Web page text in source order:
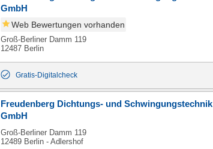
GmbH
Web Bewertungen vorhanden
Groß-Berliner Damm 119
12487 Berlin
Gratis-Digitalcheck
Freudenberg Dichtungs- und Schwingungstechnik
GmbH
Groß-Berliner Damm 119
12489 Berlin - Adlershof